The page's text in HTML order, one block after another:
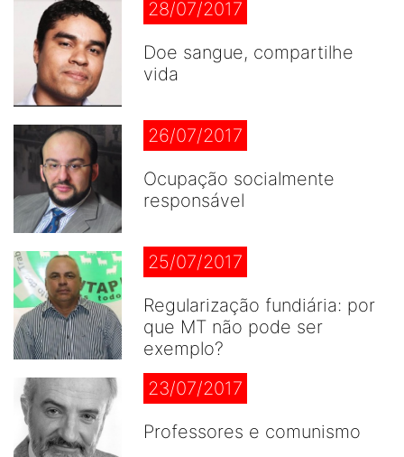
28/07/2017
Doe sangue, compartilhe
vida
26/07/2017
Ocupação socialmente
responsável
25/07/2017
Regularização fundiária: por
que MT não pode ser
exemplo?
23/07/2017
Professores e comunismo